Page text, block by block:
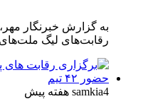
به گزارش خبرنگار
رقابت‌های لیگ ملت‌های ۲۰۲۶ که از ۲۴ تا ۲۸…
samkia4 هفته پیش